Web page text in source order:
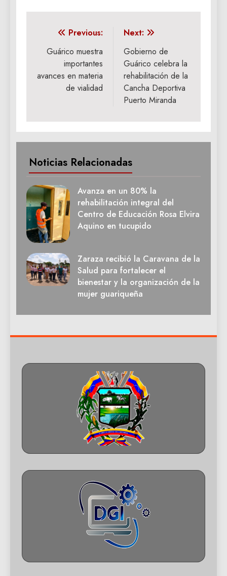
Navegación
de
entradas
Previous:
Guárico muestra
importantes
avances en materia
de vialidad
Next:
Gobierno de
Guárico celebra la
rehabilitación de la
Cancha Deportiva
Puerto Miranda
Noticias Relacionadas
Avanza en un 80% la
rehabilitación integral del
Centro de Educación Rosa Elvira
Aquino en tucupido
Zaraza recibió la Caravana de la
Salud para fortalecer el
bienestar y la organización de la
mujer guariqueña